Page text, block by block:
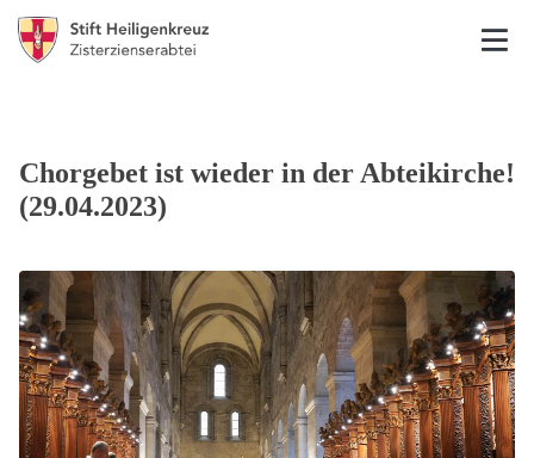
Chorgebet ist wieder in der Abteikirche!
(29.04.2023)